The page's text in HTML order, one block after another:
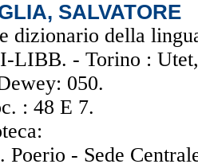
SALVATORE
dizionario della
- Torino :
050.
: 48 E 7.
Poerio - Sede